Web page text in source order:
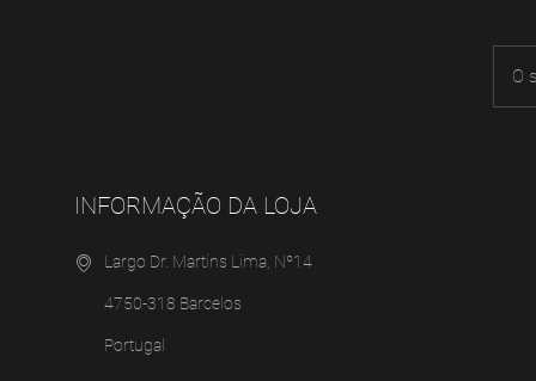
INFORMAÇÃO DA LOJA
Largo Dr. Martins Lima, Nº14
4750-318 Barcelos
Portugal